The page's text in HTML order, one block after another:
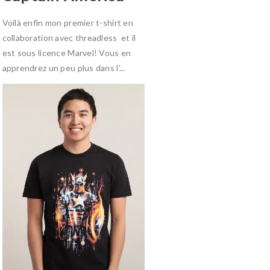
Voilà enfin mon premier t-shirt en
collaboration avec threadless et il
est sous licence Marvel! Vous en
apprendrez un peu plus dans l'...